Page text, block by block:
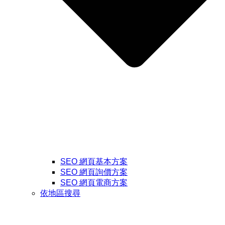
SEO 網頁基本方案
SEO 網頁詢價方案
SEO 網頁電商方案
依地區搜尋